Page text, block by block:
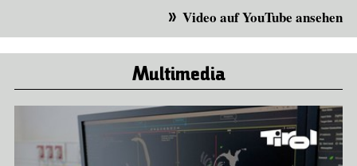
Video auf YouTube ansehen
Multimedia